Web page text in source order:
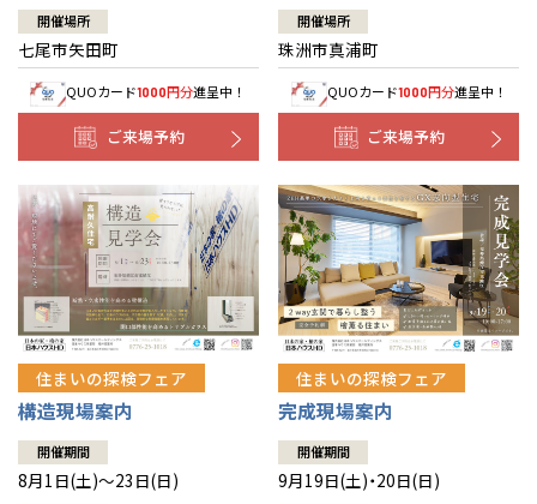
開催場所
七尾市矢田町
QUOカード1000円分進呈中！
ご来場予約
開催場所
珠洲市真浦町
QUOカード1000円分進呈中！
ご来場予約
住まいの探検フェア
構造現場案内
開催期間
8月1日(土)～23日(日)
住まいの探検フェア
完成現場案内
開催期間
9月19日(土)・20日(日)